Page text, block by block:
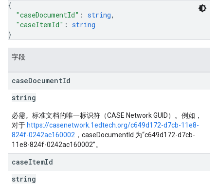
{
"caseDocumentId" : string,
"caseItemId" : string
}
字段
caseDocumentId
string
必需。标准文档的唯一标识符（CASE Network GUID）。例如，
对于 https://casenetwork.1edtech.org/c649d172-d7cb-11e8-
824f-0242ac160002 ，caseDocumentId 为“c649d172-d7cb-
11e8-824f-0242ac160002”。
caseItemId
string